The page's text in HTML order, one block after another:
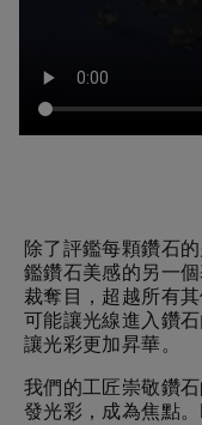
除了評鑑每顆鑽石
鑑鑽石美感的另一
裁奪目，超越所有
可能讓光線進入鑽
讓光彩更加昇華。
我們的工匠崇敬鑽
發光彩，成為焦點